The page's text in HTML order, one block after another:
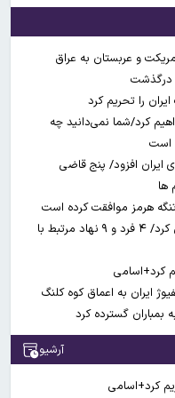
درگذشت
کرد/شما نمی‌دانید چه
است
ایران افزود/ پنج قاضی
ها
تنگه هرمز موافقت کرده است
آمریکا تحریم‌های جدیدی علیه ایران اعمال کرد/ ۴ فرد و ۹ نهاد مرتبط با
ایران به اعماق کوه کلنگ
بمباران گسترده کرد
آرشیو